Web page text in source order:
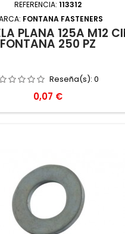
REFERENCIA: 113312
FONTANA FASTENERS
PLANA 125A M12
FONTANA 250 PZ
Reseña(s): 0
Precio
0,07 €